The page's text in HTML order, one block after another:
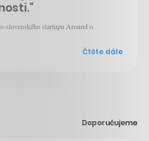
slovenského startupu Around o
Čtěte dále
Doporučujeme